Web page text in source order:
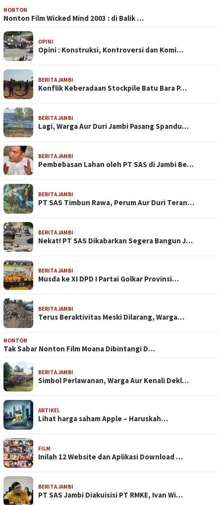
NONTON
Nonton Film Wicked Mind 2003 : di Balik …
OPINI
Opini : Konstruksi, Kontroversi dan Komi…
BERITA JAMBI
Konflik Keberadaan Stockpile Batu Bara P…
BERITA JAMBI
Lagi, Warga Aur Duri Jambi Pasang Spandu…
BERITA JAMBI
Pembebasan Lahan oleh PT SAS di Jambi Be…
BERITA JAMBI
PT SAS Timbun Rawa, Perum Aur Duri Teran…
BERITA JAMBI
Nekat! PT SAS Dikabarkan Segera Bangun J…
BERITA JAMBI
Musda ke XI DPD I Partai Golkar Provinsi…
BERITA JAMBI
Terus Beraktivitas Meski Dilarang, Warga…
NONTON
Tak Sabar Nonton Film Moana Dibintangi D…
BERITA JAMBI
Simbol Perlawanan, Warga Aur Kenali Dekl…
ARTIKEL
Lihat harga saham Apple – Haruskah…
FILM
Inilah 12 Website dan Aplikasi Download …
BERITA JAMBI
PT SAS Jambi Diakuisisi PT RMKE, Ivan Wi…